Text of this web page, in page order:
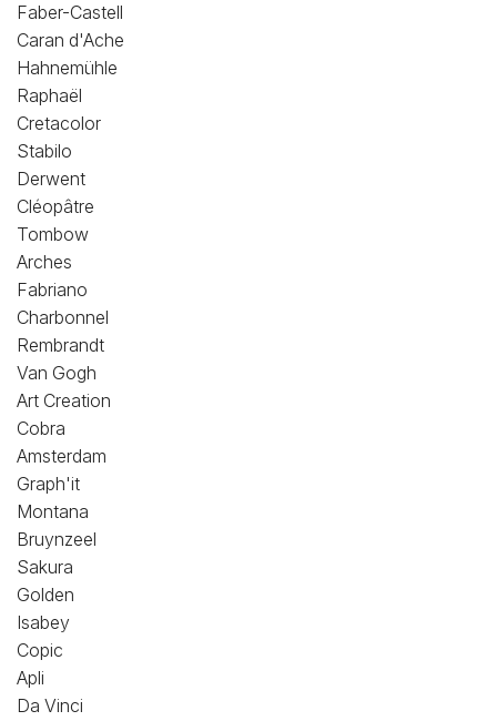
Faber-Castell
Caran d'Ache
Hahnemühle
Raphaël
Cretacolor
Stabilo
Derwent
Cléopâtre
Tombow
Arches
Fabriano
Charbonnel
Rembrandt
Van Gogh
Art Creation
Cobra
Amsterdam
Graph'it
Montana
Bruynzeel
Sakura
Golden
Isabey
Copic
Apli
Da Vinci